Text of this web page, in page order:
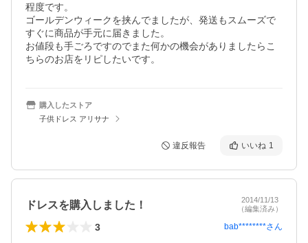
程度です。
ゴールデンウィークを挟んでましたが、発送もスムーズで
すぐに商品が手元に届きました。
お値段も手ごろですのでまた何かの機会がありましたらこ
ちらのお店をリピしたいです。
購入したストア
子供ドレス アリサナ
違反報告 いいね 1
ドレスを購入しました！
2014/11/13
（編集済み）
3 bab********さん